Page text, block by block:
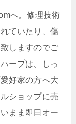
へ。修理技術
ていたり、傷
しますのでご
ープは、しっ
好家の方へ大
ショップに売
まま即日オー